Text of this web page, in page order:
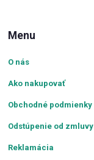
Menu
O nás
Ako nakupovať
Obchodné podmienky
Odstúpenie od zmluvy
Reklamácia